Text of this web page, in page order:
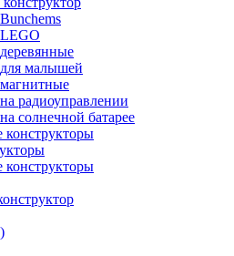
малышей
радиоуправлении
солнечной батарее
конструкторы
конструкторы